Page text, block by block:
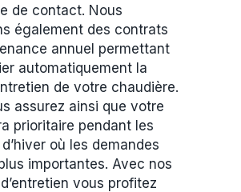
de contact. Nous
également des contrats
annuel permettant
automatiquement la
de votre chaudière.
assurez ainsi que votre
prioritaire pendant les
où les demandes
importantes. Avec nos
vous profitez